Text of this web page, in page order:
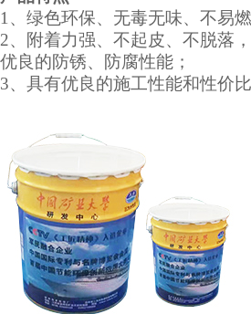
1、绿色环保、无毒无味、不易
2、附着力强、不起皮、不脱落
优良的防锈、防腐性能；
3、具有优良的施工性能和性价比